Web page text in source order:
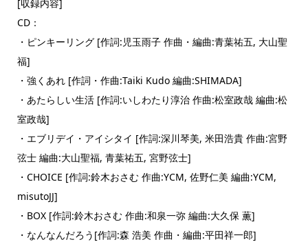
[収録内容]
CD：
・ピンキーリング [作詞:児玉雨子 作曲・編曲:青葉祐五, 大山聖
福]
・強くあれ [作詞・作曲:Taiki Kudo 編曲:SHIMADA]
・あたらしい生活 [作詞:いしわたり淳治 作曲:松室政哉 編曲:松
室政哉]
・エブリデイ・アイシタイ [作詞:深川琴美, 米田浩貴 作曲:宮野
弦士 編曲:大山聖福, 青葉祐五, 宮野弦士]
・CHOICE [作詞:鈴木おさむ 作曲:YCM, 佐野仁美 編曲:YCM,
misutoJJ]
・BOX [作詞:鈴木おさむ 作曲:和泉一弥 編曲:大久保 薫]
・なんなんだろう[作詞:森 浩美 作曲・編曲:平田祥一郎]